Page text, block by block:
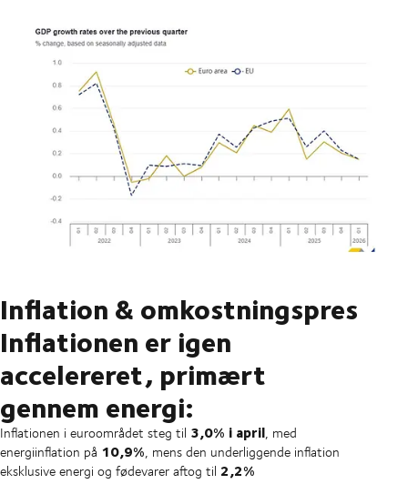
Inflation & omkostningspres
Inflationen er igen
accelereret, primært
gennem energi:
Inflationen i euroområdet steg til 3,0% i april, med
energiinflation på 10,9%, mens den underliggende inflation
eksklusive energi og fødevarer aftog til 2,2%